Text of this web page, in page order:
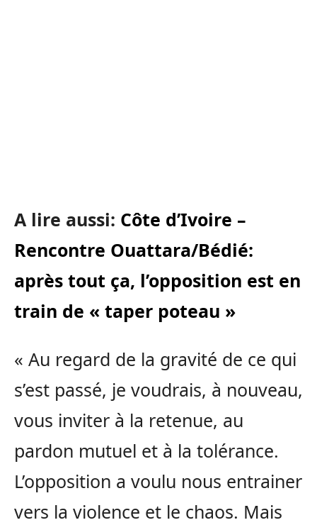
A lire aussi: Côte d’Ivoire –
Rencontre Ouattara/Bédié:
après tout ça, l’opposition est en
train de « taper poteau »
« Au regard de la gravité de ce qui
s’est passé, je voudrais, à nouveau,
vous inviter à la retenue, au
pardon mutuel et à la tolérance.
L’opposition a voulu nous entrainer
vers la violence et le chaos. Mais